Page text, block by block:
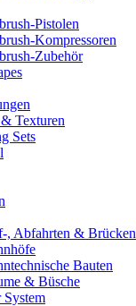
Pistolen
Kompressoren
Zubehör
Texturen
Sets
, Abfahrten & Brücken
Bauten
& Büsche
System